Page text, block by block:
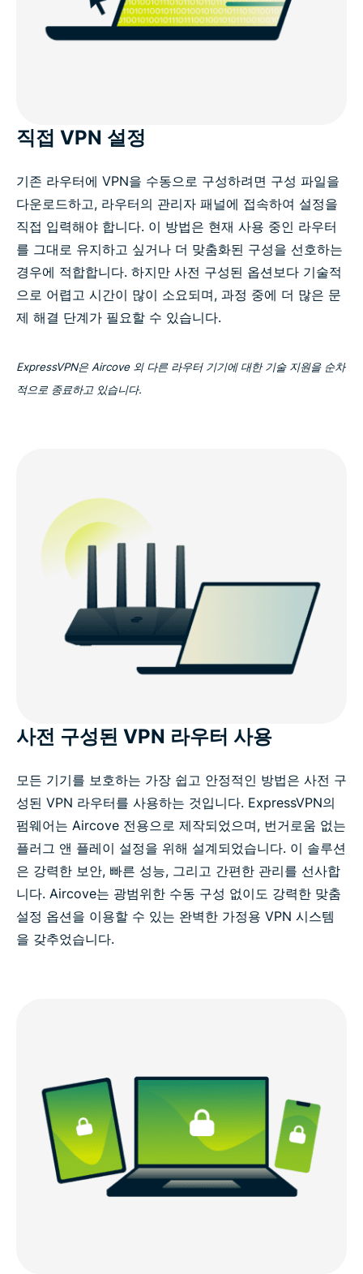
직접 VPN 설정
기존 라우터에 VPN을 수동으로 구성하려면 구성 파일을
다운로드하고, 라우터의 관리자 패널에 접속하여 설정을
직접 입력해야 합니다. 이 방법은 현재 사용 중인 라우터
를 그대로 유지하고 싶거나 더 맞춤화된 구성을 선호하는
경우에 적합합니다. 하지만 사전 구성된 옵션보다 기술적
으로 어렵고 시간이 많이 소요되며, 과정 중에 더 많은 문
제 해결 단계가 필요할 수 있습니다.
ExpressVPN은 Aircove 외 다른 라우터 기기에 대한 기술 지원을 순차
적으로 종료하고 있습니다.
사전 구성된 VPN 라우터 사용
모든 기기를 보호하는 가장 쉽고 안정적인 방법은 사전 구
성된 VPN 라우터를 사용하는 것입니다. ExpressVPN의
펌웨어는 Aircove 전용으로 제작되었으며, 번거로움 없는
플러그 앤 플레이 설정을 위해 설계되었습니다. 이 솔루션
은 강력한 보안, 빠른 성능, 그리고 간편한 관리를 선사합
니다. Aircove는 광범위한 수동 구성 없이도 강력한 맞춤
설정 옵션을 이용할 수 있는 완벽한 가정용 VPN 시스템
을 갖추었습니다.